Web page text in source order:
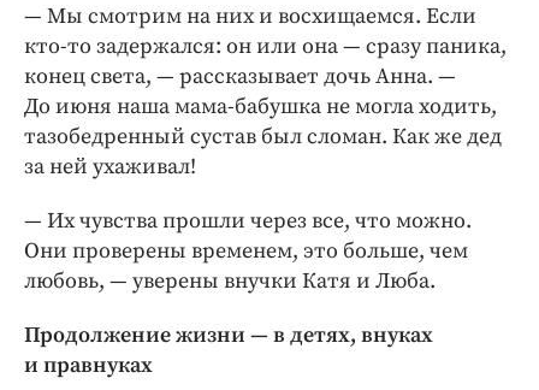
— Мы смотрим на них и восхищаемся. Если
кто-то задержался: он или она — сразу паника,
конец света, — рассказывает дочь Анна. —
До июня наша мама-бабушка не могла ходить,
тазобедренный сустав был сломан. Как же дед
за ней ухаживал!
— Их чувства прошли через все, что можно.
Они проверены временем, это больше, чем
любовь, — уверены внучки Катя и Люба.
Продолжение жизни — в детях, внуках
и правнуках